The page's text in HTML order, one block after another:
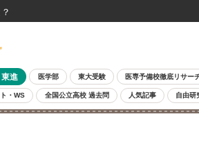
進 医学部 東大受験 医専予備校徹底リサー
・WS 全国公立高校 過去問 人気記事 自由研